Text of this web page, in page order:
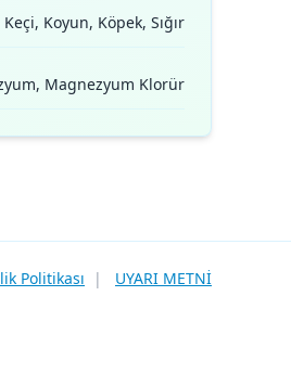
Koyun, Köpek, Sığır
Magnezyum Klorür
Politikası | UYARI METNİ